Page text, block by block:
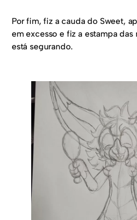
Por fim, fiz a cauda do Sweet,
em excesso e fiz a estampa das
está segurando.